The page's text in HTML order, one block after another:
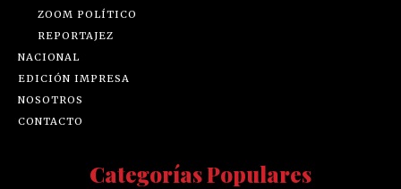
ZOOM POLÍTICO
REPORTAJEZ
NACIONAL
EDICIÓN IMPRESA
NOSOTROS
CONTACTO
Categorías Populares